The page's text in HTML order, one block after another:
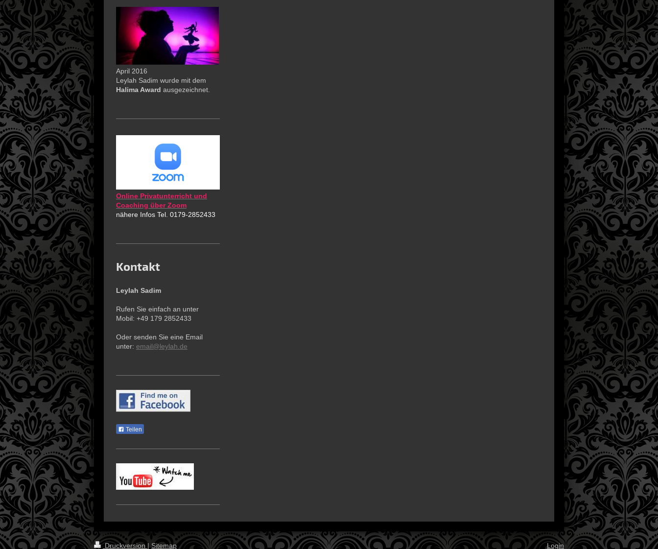
April 2016
Leylah Sadim wurde mit dem
Halima Award ausgezeichnet.
Online Privatunterricht und
Coaching über Zoom
nähere Infos Tel. 0179-2852433
Kontakt
Leylah Sadim
Rufen Sie einfach an unter
Mobil: +49 179 2852433
Oder senden Sie eine Email
unter: email@leylah.de
Teilen
Druckversion | Sitemap Login